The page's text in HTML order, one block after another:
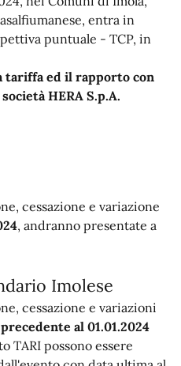
entra in
puntuale - TCP, in
tariffa ed il rapporto con
HERA S.p.A.
cessazione e variazione
, andranno presentate a
Imolese
cessazione e variazioni
al 01.01.2024
TARI possono essere